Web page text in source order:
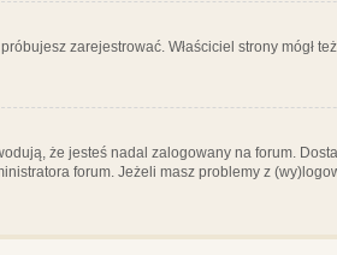
zarejestrować. Właściciel strony mógł
że jesteś nadal zalogowany na forum.
forum. Jeżeli masz problemy z